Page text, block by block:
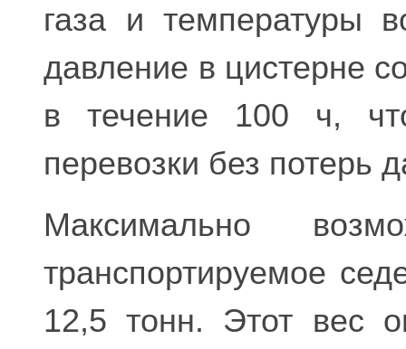
газа и температуры
давление в цистерне
в течение 100 ч,
перевозки без потерь
Максимально
транспортируемое
12,5 тонн. Этот вес